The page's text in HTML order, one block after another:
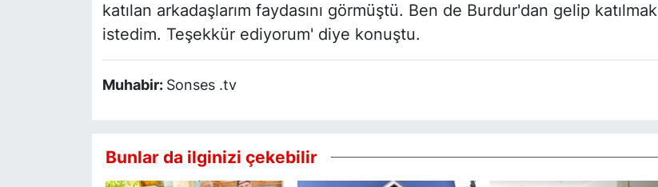
katılan arkadaşlarım faydasını görmüştü. Ben de Burdur'dan gelip katılmak
istedim. Teşekkür ediyorum' diye konuştu.
Muhabir: Sonses .tv
Bunlar da ilginizi çekebilir